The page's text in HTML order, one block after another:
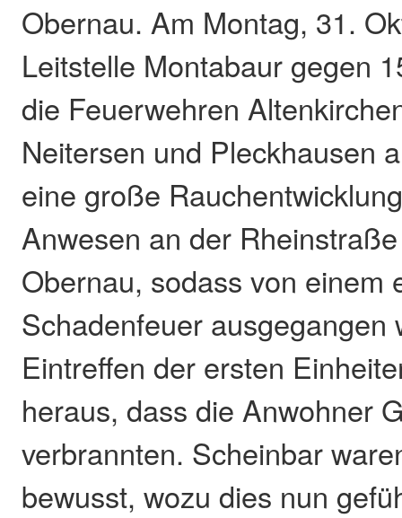
Obernau. Am Montag, 31.
Leitstelle Montabaur gegen
die Feuerwehren
Neitersen und Pleckhausen
eine große
Anwesen an der
Obernau, sodass von einem
Schadenfeuer ausgegangen
Eintreffen der ersten
heraus, dass die Anwohner
verbrannten. Scheinbar
bewusst, wozu dies nun